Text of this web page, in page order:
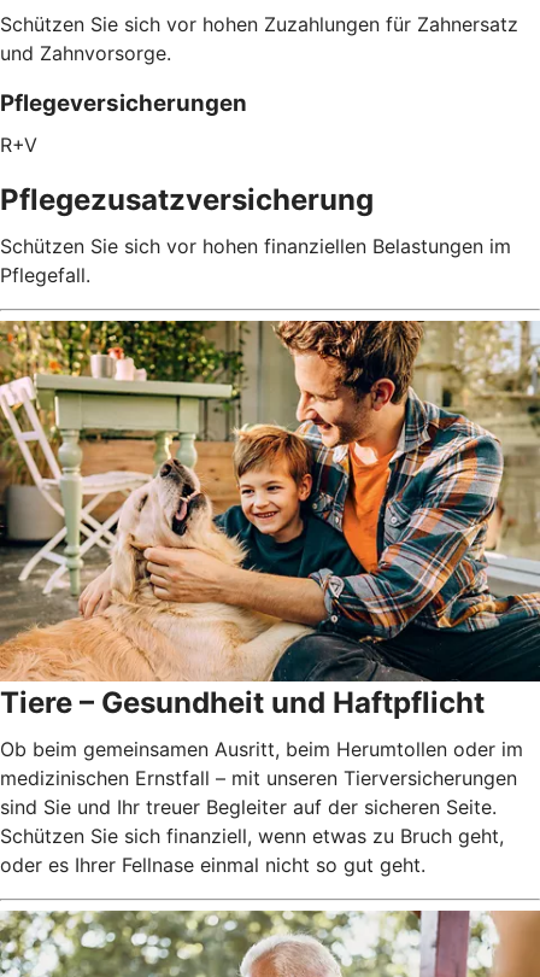
Schützen Sie sich vor hohen Zuzahlungen für Zahnersatz
und Zahnvorsorge.
Pflegeversicherungen
R+V
Pflegezusatz­versicherung
Schützen Sie sich vor hohen finanziellen Belastungen im
Pflegefall.
Tiere – Gesundheit und Haftpflicht
Ob beim gemeinsamen Ausritt, beim Herumtollen oder im
medizinischen Ernstfall – mit unseren Tierversicherungen
sind Sie und Ihr treuer Begleiter auf der sicheren Seite.
Schützen Sie sich finanziell, wenn etwas zu Bruch geht,
oder es Ihrer Fellnase einmal nicht so gut geht.